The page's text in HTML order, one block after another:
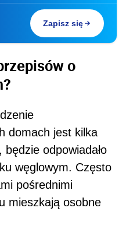
Zapisz się
o
domach jest kilka
odpowiadało
węglowym. Często
pośrednimi
mieszkają osobne